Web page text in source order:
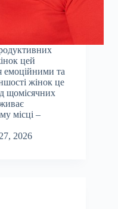
цей
емоційними та
жінок це
щомісячних
місці –
2026